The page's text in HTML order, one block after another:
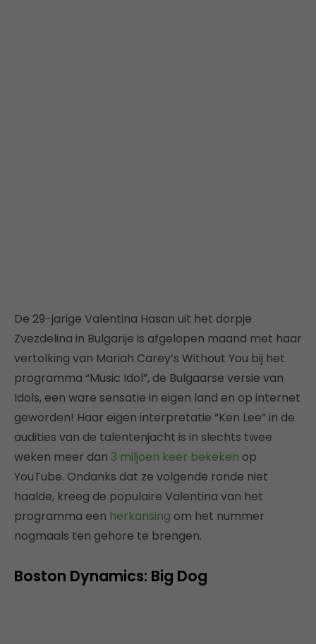
De 29-jarige Valentina Hasan uit het dorpje
Zvezdelina in Bulgarije is afgelopen maand met haar
vertolking van Mariah Carey’s Without You bij het
programma “Music Idol”, de Bulgaarse versie van
Idols, een ware sensatie in eigen land en op internet
geworden! Haar eigen interpretatie “Ken Lee” in de
audities van de talentenjacht is in slechts twee
weken meer dan 3 miljoen keer bekeken op
YouTube. Ondanks dat ze volgende ronde niet
haalde, kreeg de populaire Valentina van het
programma een herkansing om het nummer
nogmaals ten gehore te brengen.
Boston Dynamics: Big Dog